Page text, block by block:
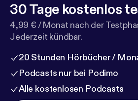
30 Tage kostenlos
4,99 € / Monat nach der
Jederzeit kündbar.
20 Stunden Hörbücher /
Podcasts nur bei Podimo
Alle kostenlosen Podcasts